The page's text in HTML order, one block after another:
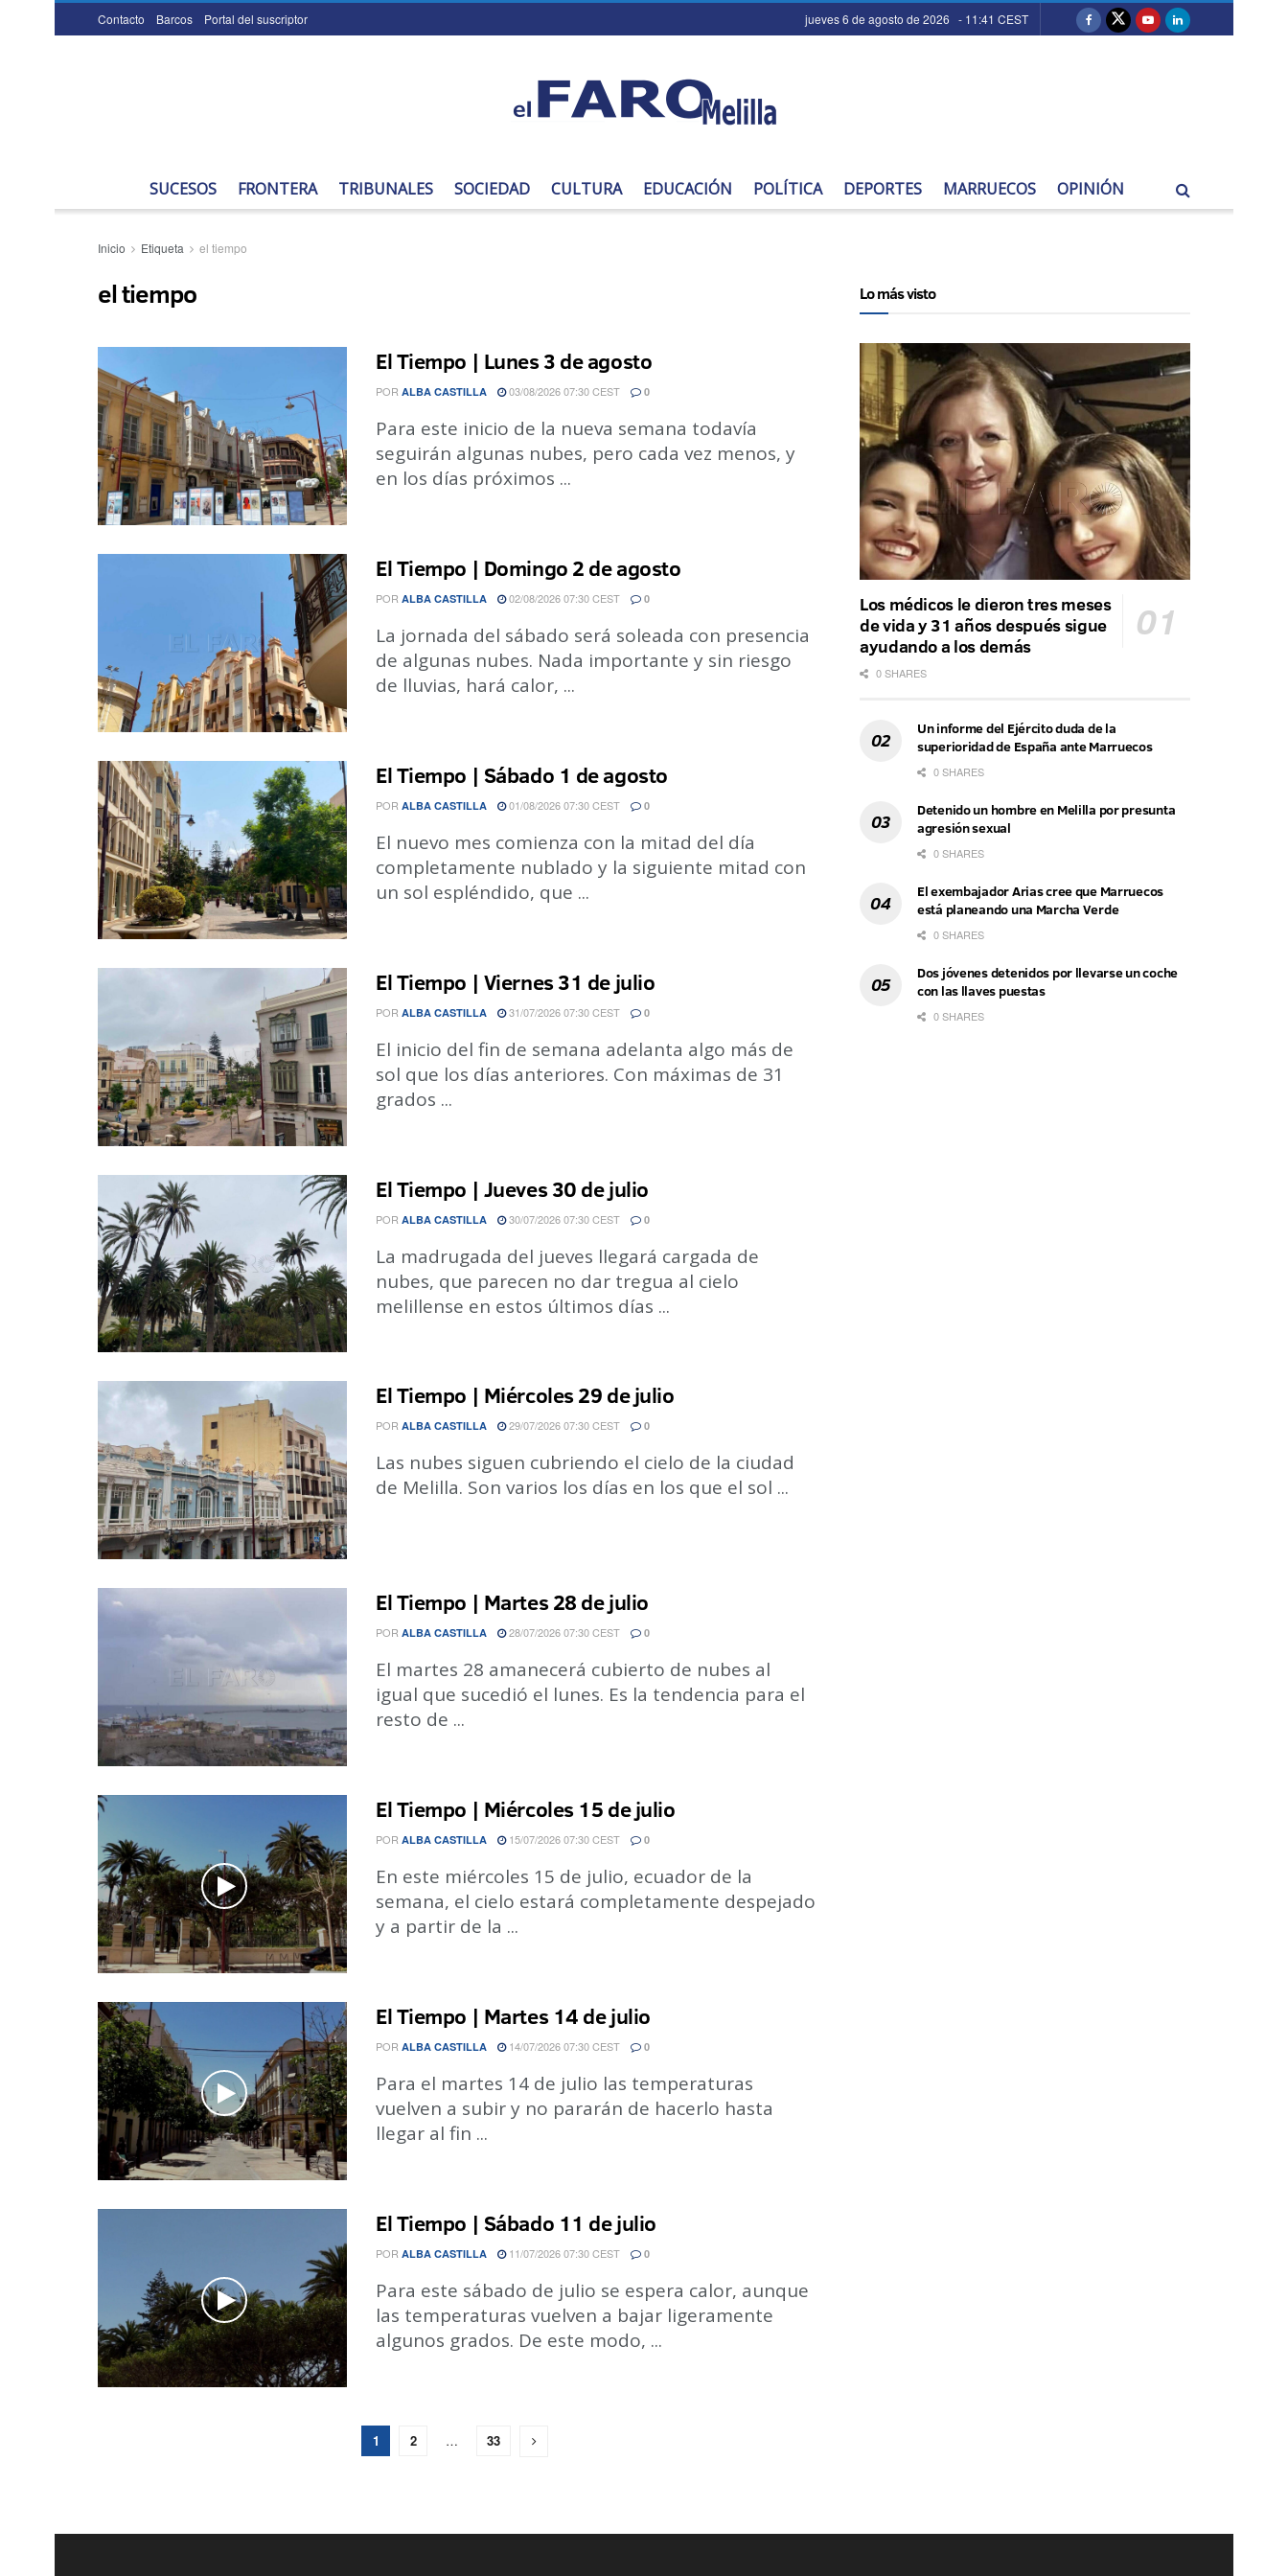
Contacto Barcos Portal del suscriptor jueves 6 de agosto de 2026 - 11:41 CEST
SUCESOS FRONTERA TRIBUNALES SOCIEDAD CULTURA EDUCACIÓN POLÍTICA DEPORTES MARRUECOS OPINIÓN
Inicio Etiqueta el tiempo
el tiempo
El Tiempo | Lunes 3 de agosto
POR ALBA CASTILLA 03/08/2026 07:30 CEST 0
Para este inicio de la nueva semana todavía
seguirán algunas nubes, pero cada vez menos, y
en los días próximos ...
El Tiempo | Domingo 2 de agosto
POR ALBA CASTILLA 02/08/2026 07:30 CEST 0
La jornada del sábado será soleada con presencia
de algunas nubes. Nada importante y sin riesgo
de lluvias, hará calor, ...
El Tiempo | Sábado 1 de agosto
POR ALBA CASTILLA 01/08/2026 07:30 CEST 0
El nuevo mes comienza con la mitad del día
completamente nublado y la siguiente mitad con
un sol espléndido, que ...
El Tiempo | Viernes 31 de julio
POR ALBA CASTILLA 31/07/2026 07:30 CEST 0
El inicio del fin de semana adelanta algo más de
sol que los días anteriores. Con máximas de 31
grados ...
El Tiempo | Jueves 30 de julio
POR ALBA CASTILLA 30/07/2026 07:30 CEST 0
La madrugada del jueves llegará cargada de
nubes, que parecen no dar tregua al cielo
melillense en estos últimos días ...
El Tiempo | Miércoles 29 de julio
POR ALBA CASTILLA 29/07/2026 07:30 CEST 0
Las nubes siguen cubriendo el cielo de la ciudad
de Melilla. Son varios los días en los que el sol ...
El Tiempo | Martes 28 de julio
POR ALBA CASTILLA 28/07/2026 07:30 CEST 0
El martes 28 amanecerá cubierto de nubes al
igual que sucedió el lunes. Es la tendencia para el
resto de ...
El Tiempo | Miércoles 15 de julio
POR ALBA CASTILLA 15/07/2026 07:30 CEST 0
En este miércoles 15 de julio, ecuador de la
semana, el cielo estará completamente despejado
y a partir de la ...
El Tiempo | Martes 14 de julio
POR ALBA CASTILLA 14/07/2026 07:30 CEST 0
Para el martes 14 de julio las temperaturas
vuelven a subir y no pararán de hacerlo hasta
llegar al fin ...
El Tiempo | Sábado 11 de julio
POR ALBA CASTILLA 11/07/2026 07:30 CEST 0
Para este sábado de julio se espera calor, aunque
las temperaturas vuelven a bajar ligeramente
algunos grados. De este modo, ...
1 2 … 33
Lo más visto
Los médicos le dieron tres meses
de vida y 31 años después sigue
ayudando a los demás
0 SHARES
Un informe del Ejército duda de la
superioridad de España ante Marruecos
0 SHARES
Detenido un hombre en Melilla por presunta
agresión sexual
0 SHARES
El exembajador Arias cree que Marruecos
está planeando una Marcha Verde
0 SHARES
Dos jóvenes detenidos por llevarse un coche
con las llaves puestas
0 SHARES